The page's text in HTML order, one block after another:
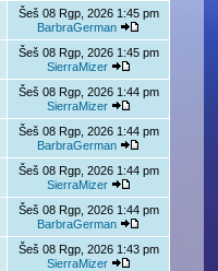
Šeš 08 Rgp, 2026 1:45 pm
BarbraGerman
Šeš 08 Rgp, 2026 1:45 pm
SierraMizer
Šeš 08 Rgp, 2026 1:44 pm
SierraMizer
Šeš 08 Rgp, 2026 1:44 pm
BarbraGerman
Šeš 08 Rgp, 2026 1:44 pm
SierraMizer
Šeš 08 Rgp, 2026 1:44 pm
BarbraGerman
Šeš 08 Rgp, 2026 1:43 pm
SierraMizer